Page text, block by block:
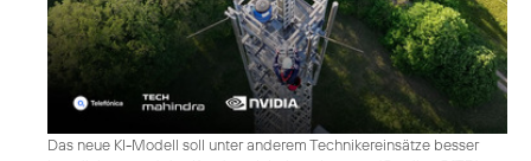
Das neue KI-Modell soll unter anderem Technikereinsätze besser